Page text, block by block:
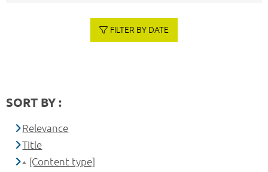
FILTER BY DATE
SORT BY :
Relevance
Title
[Content type]